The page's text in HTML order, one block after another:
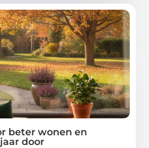
beter wonen en
door